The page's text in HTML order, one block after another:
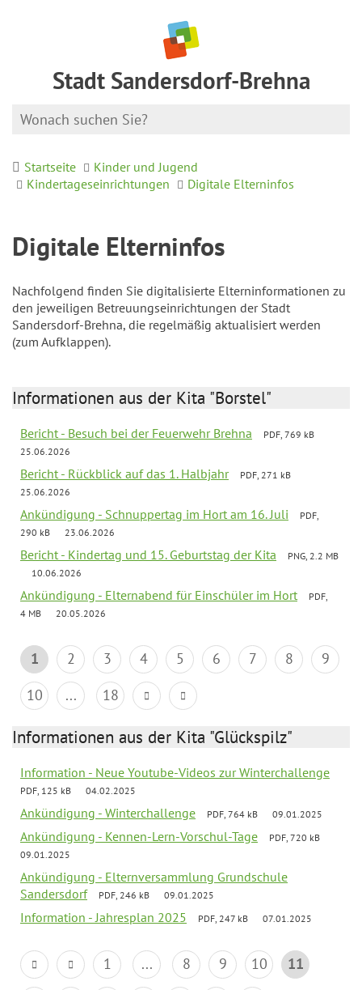
Stadt Sandersdorf-Brehna
Startseite
Kinder und Jugend
Kindertageseinrichtungen
Digitale Elterninfos
Digitale Elterninfos
Nachfolgend finden Sie digitalisierte Elterninformationen zu
den jeweiligen Betreuungseinrichtungen der Stadt
Sandersdorf-Brehna, die regelmäßig aktualisiert werden
(zum Aufklappen).
Informationen aus der Kita "Borstel"
Bericht - Besuch bei der Feuerwehr Brehna
PDF, 769 kB
25.06.2026
Bericht - Rückblick auf das 1. Halbjahr
PDF, 271 kB
25.06.2026
Ankündigung - Schnuppertag im Hort am 16. Juli
PDF,
290 kB
23.06.2026
Bericht - Kindertag und 15. Geburtstag der Kita
PNG, 2.2 MB
10.06.2026
Ankündigung - Elternabend für Einschüler im Hort
PDF,
4 MB
20.05.2026
1 2 3 4 5 6 7 8
9
10
... 18
Informationen aus der Kita "Glückspilz"
Information - Neue Youtube-Videos zur Winterchallenge
PDF, 125 kB 04.02.2025
Ankündigung - Winterchallenge PDF, 764 kB 09.01.2025
Ankündigung - Kennen-Lern-Vorschul-Tage
PDF, 720 kB
09.01.2025
Ankündigung - Elternversammlung Grundschule
Sandersdorf
PDF, 246 kB 09.01.2025
Information - Jahresplan 2025 PDF, 247 kB 07.01.2025
1 ... 8 9 10
11